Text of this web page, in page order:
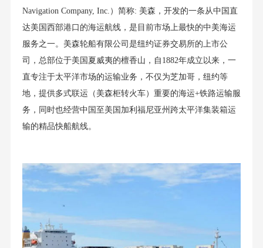
Navigation Company, Inc.）简称: 美森，开发的一条从中国直
达美国西部港口的海运航线，是目前市场上最快的中美海运
服务之一。美森轮船有限公司是纽约证券交易所的上市公
司，总部位于美国夏威夷的檀香山，自1882年成立以来，一
直专注于太平洋市场的运输业务，不仅为芝加哥，纽约等
地，提供多式联运（美森柜转火车）重要的海运+铁路运输服
务，同时也经营中国至美国加利福尼亚州跨太平洋集装箱运
输的精品快船航线。